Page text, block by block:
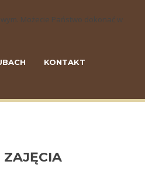
Możecie Państwo dokonać w
KONTAKT
ZAJĘCIA